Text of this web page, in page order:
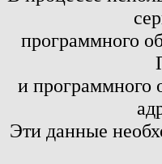
программного
и программного
Эти данные